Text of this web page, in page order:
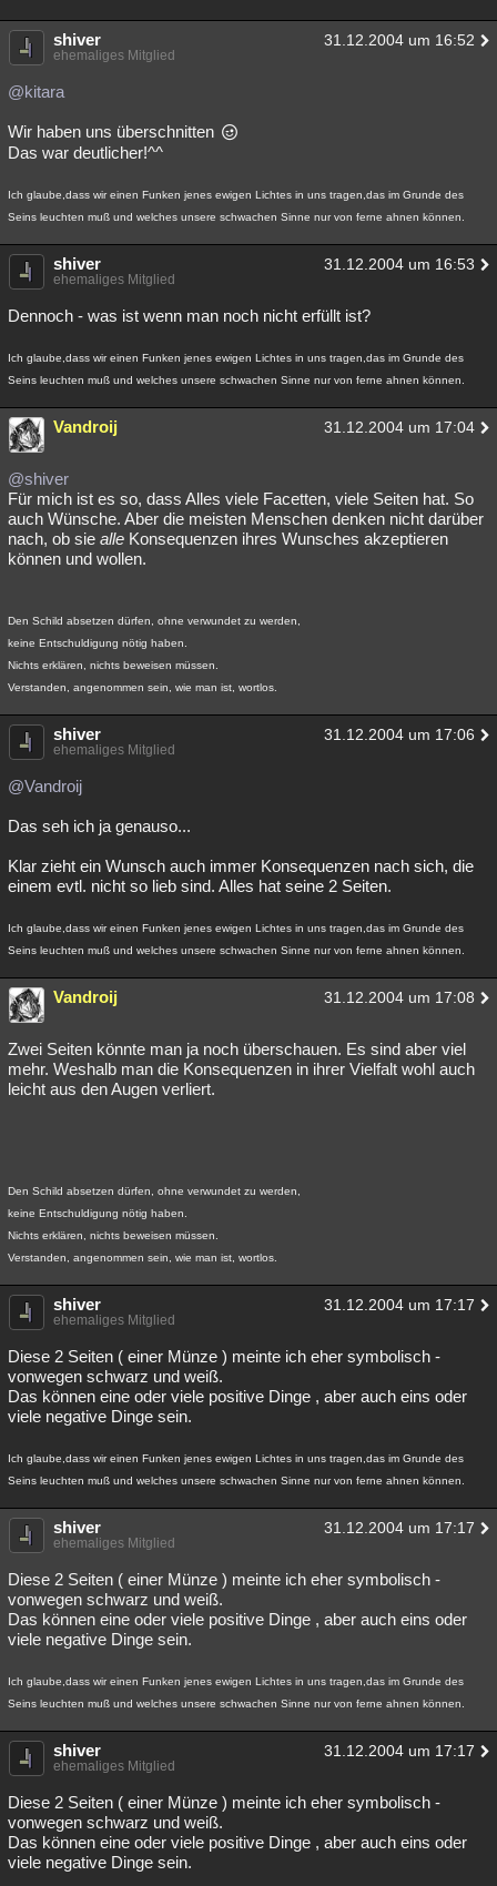
shiver 31.12.2004 um 16:52
ehemaliges Mitglied
@kitara
Wir haben uns überschnitten
Das war deutlicher!^^
Ich glaube,dass wir einen Funken jenes ewigen Lichtes in uns tragen,das im Grunde des
Seins leuchten muß und welches unsere schwachen Sinne nur von ferne ahnen können.
shiver 31.12.2004 um 16:53
ehemaliges Mitglied
Dennoch - was ist wenn man noch nicht erfüllt ist?
Ich glaube,dass wir einen Funken jenes ewigen Lichtes in uns tragen,das im Grunde des
Seins leuchten muß und welches unsere schwachen Sinne nur von ferne ahnen können.
Vandroij 31.12.2004 um 17:04
@shiver
Für mich ist es so, dass Alles viele Facetten, viele Seiten hat. So
auch Wünsche. Aber die meisten Menschen denken nicht darüber
nach, ob sie alle Konsequenzen ihres Wunsches akzeptieren
können und wollen.
Den Schild absetzen dürfen, ohne verwundet zu werden,
keine Entschuldigung nötig haben.
Nichts erklären, nichts beweisen müssen.
Verstanden, angenommen sein, wie man ist, wortlos.
shiver 31.12.2004 um 17:06
ehemaliges Mitglied
@Vandroij
Das seh ich ja genauso...
Klar zieht ein Wunsch auch immer Konsequenzen nach sich, die
einem evtl. nicht so lieb sind. Alles hat seine 2 Seiten.
Ich glaube,dass wir einen Funken jenes ewigen Lichtes in uns tragen,das im Grunde des
Seins leuchten muß und welches unsere schwachen Sinne nur von ferne ahnen können.
Vandroij 31.12.2004 um 17:08
Zwei Seiten könnte man ja noch überschauen. Es sind aber viel
mehr. Weshalb man die Konsequenzen in ihrer Vielfalt wohl auch
leicht aus den Augen verliert.
Den Schild absetzen dürfen, ohne verwundet zu werden,
keine Entschuldigung nötig haben.
Nichts erklären, nichts beweisen müssen.
Verstanden, angenommen sein, wie man ist, wortlos.
shiver 31.12.2004 um 17:17
ehemaliges Mitglied
Diese 2 Seiten ( einer Münze ) meinte ich eher symbolisch -
vonwegen schwarz und weiß.
Das können eine oder viele positive Dinge , aber auch eins oder
viele negative Dinge sein.
Ich glaube,dass wir einen Funken jenes ewigen Lichtes in uns tragen,das im Grunde des
Seins leuchten muß und welches unsere schwachen Sinne nur von ferne ahnen können.
shiver 31.12.2004 um 17:17
ehemaliges Mitglied
Diese 2 Seiten ( einer Münze ) meinte ich eher symbolisch -
vonwegen schwarz und weiß.
Das können eine oder viele positive Dinge , aber auch eins oder
viele negative Dinge sein.
Ich glaube,dass wir einen Funken jenes ewigen Lichtes in uns tragen,das im Grunde des
Seins leuchten muß und welches unsere schwachen Sinne nur von ferne ahnen können.
shiver 31.12.2004 um 17:17
ehemaliges Mitglied
Diese 2 Seiten ( einer Münze ) meinte ich eher symbolisch -
vonwegen schwarz und weiß.
Das können eine oder viele positive Dinge , aber auch eins oder
viele negative Dinge sein.